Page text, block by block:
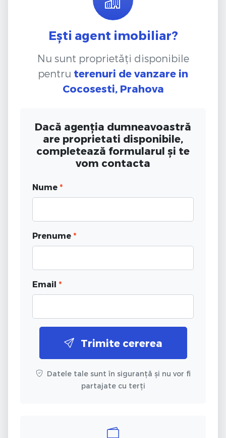
Ești agent imobiliar?
Nu sunt proprietăți disponibile
pentru terenuri de vanzare in
Cocosesti, Prahova
Dacă agenția dumneavoastră
are proprietati disponibile,
completează formularul și te
vom contacta
Nume *
Prenume *
Email *
Trimite cererea
Datele tale sunt în siguranță și nu vor fi
partajate cu terți